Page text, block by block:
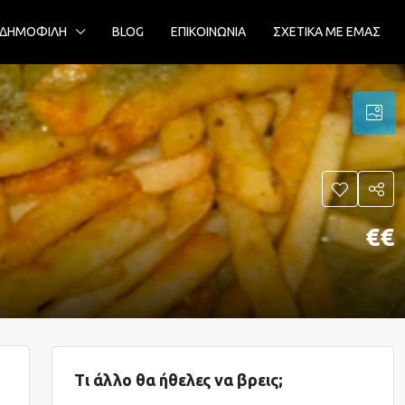
ΔΗΜΟΦΙΛΗ BLOG ΕΠΙΚΟΙΝΩΝΙΑ ΣΧΕΤΙΚΑ ΜΕ ΕΜΑΣ
€€
Τι άλλο θα ήθελες να βρεις;